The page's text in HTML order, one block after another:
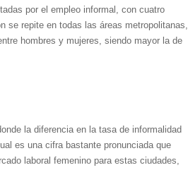
por el empleo informal, con cuatro
se repite en todas las áreas metropolitanas,
hombres y mujeres, siendo mayor la de
la diferencia en la tasa de informalidad
es una cifra bastante pronunciada que
laboral femenino para estas ciudades,